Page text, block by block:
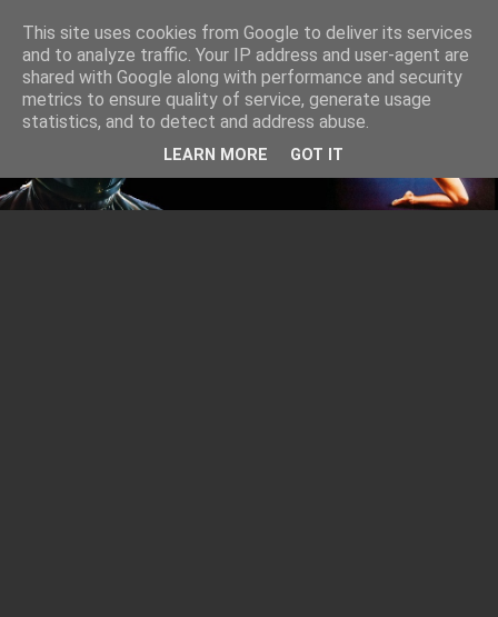
This site uses cookies from Google to deliver its services
and to analyze traffic. Your IP address and user-agent are
shared with Google along with performance and security
metrics to ensure quality of service, generate usage
statistics, and to detect and address abuse.
LEARN MORE GOT IT